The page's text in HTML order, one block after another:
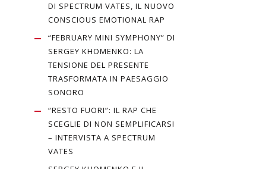
DI SPECTRUM VATES, IL NUOVO
CONSCIOUS EMOTIONAL RAP
“FEBRUARY MINI SYMPHONY” DI
SERGEY KHOMENKO: LA
TENSIONE DEL PRESENTE
TRASFORMATA IN PAESAGGIO
SONORO
“RESTO FUORI”: IL RAP CHE
SCEGLIE DI NON SEMPLIFICARSI
– INTERVISTA A SPECTRUM
VATES